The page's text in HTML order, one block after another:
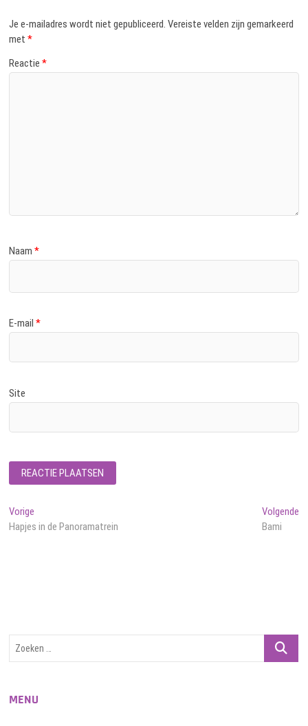
Je e-mailadres wordt niet gepubliceerd. Vereiste velden zijn gemarkeerd
met*
Reactie*
Naam*
E-mail*
Site
Bericht
navigatie
Vorige
bericht:
Hapjes in de Panoramatrein
Volgende
Bami
Zoeken
MENU